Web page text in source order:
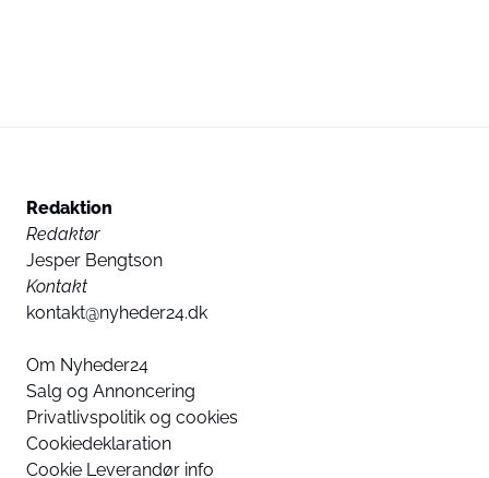
Redaktion
Redaktør
Jesper Bengtson
Kontakt
kontakt@nyheder24.dk
Om Nyheder24
Salg og Annoncering
Privatlivspolitik og cookies
Cookiedeklaration
Cookie Leverandør info